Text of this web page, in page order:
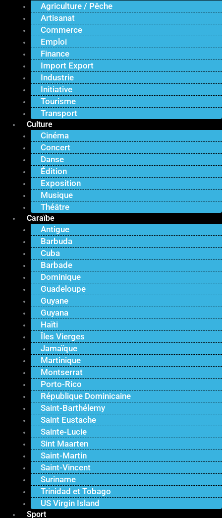
Agriculture / Pêche
Artisanat
Commerce
Emploi
Finance
Import Export
Industrie
Initiative
Tourisme
Transport
Culture
Cinéma
Concert
Danse
Édition
Exposition
Musique
Théâtre
Caraïbe
Antigue
Barbuda
Cuba
Barbade
Dominique
Guadeloupe
Guyane
Guyana
Haïti
Îles Vierges
Jamaïque
Martinique
Montserrat
Porto-Rico
République Dominicaine
Saint-Barthélemy
Saint Eustache
Sainte-Lucie
Sint Maarten
Saint-Martin
Saint-Vincent
Suriname
Trinidad et Tobago
US Virgin Island
Sport